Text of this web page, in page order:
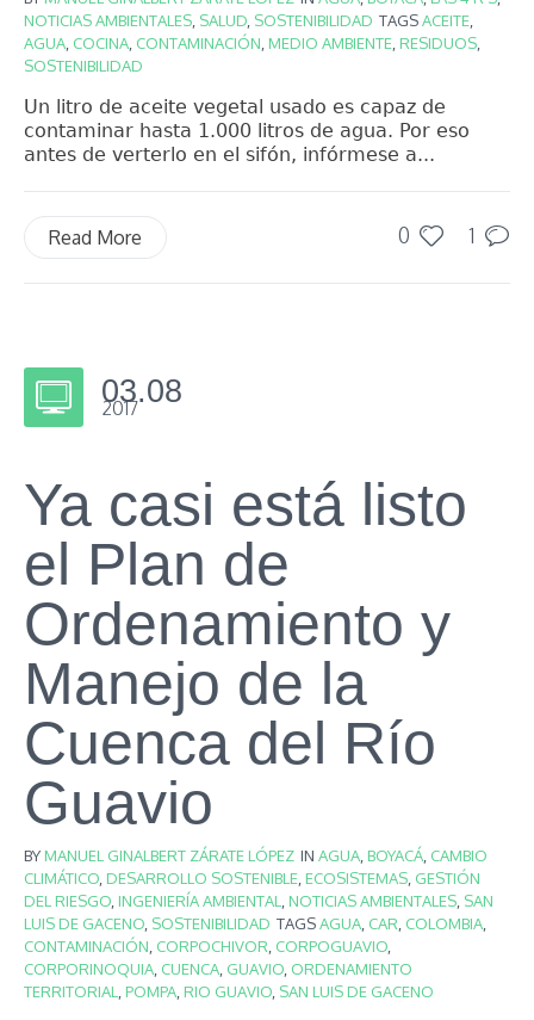
NOTICIAS AMBIENTALES, SALUD, SOSTENIBILIDAD TAGSACEITE,
AGUA, COCINA, CONTAMINACIÓN,MEDIO AMBIENTE,RESIDUOS,
SOSTENIBILIDAD
Un litro de aceite vegetal usado es capaz de
contaminar hasta 1.000 litros de agua. Por eso
antes de verterlo en el sifón, infórmese a...
0 1
Read More
03.08
2017
Ya casi está listo
el Plan de
Ordenamiento y
Manejo de la
Cuenca del Río
Guavio
BYMANUEL GINALBERT ZÁRATE LÓPEZ IN AGUA,BOYACÁ, CAMBIO
CLIMÁTICO,DESARROLLO SOSTENIBLE,ECOSISTEMAS, GESTIÓN
DEL RIESGO,INGENIERÍA AMBIENTAL,NOTICIAS AMBIENTALES, SAN
LUIS DE GACENO, SOSTENIBILIDAD TAGSAGUA, CAR, COLOMBIA,
CONTAMINACIÓN, CORPOCHIVOR, CORPOGUAVIO,
CORPORINOQUIA, CUENCA, GUAVIO, ORDENAMIENTO
TERRITORIAL,POMPA,RIO GUAVIO, SAN LUIS DE GACENO